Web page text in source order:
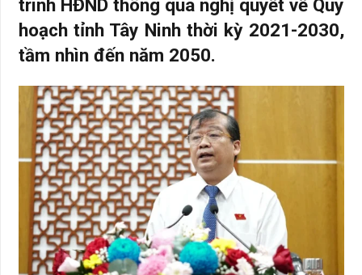
trình HĐND thông qua nghị quyết về Quy
hoạch tỉnh Tây Ninh thời kỳ 2021-2030,
tầm nhìn đến năm 2050.